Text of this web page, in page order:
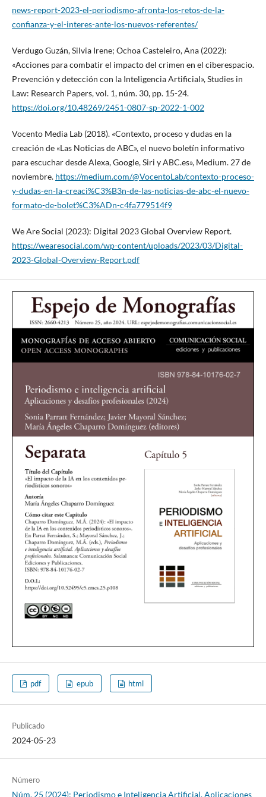
news-report-2023-el-periodismo-afronta-los-retos-de-la-
confianza-y-el-interes-ante-los-nuevos-referentes/
Verdugo Guzán, Silvia Irene; Ochoa Casteleiro, Ana (2022):
«Acciones para combatir el impacto del crimen en el ciberespacio.
Prevención y detección con la Inteligencia Artificial», Studies in
Law: Research Papers, vol. 1, núm. 30, pp. 15-24.
https://doi.org/10.48269/2451-0807-sp-2022-1-002
Vocento Media Lab (2018). «Contexto, proceso y dudas en la
creación de «Las Noticias de ABC», el nuevo boletín informativo
para escuchar desde Alexa, Google, Siri y ABC.es», Medium. 27 de
noviembre. https://medium.com/@VocentoLab/contexto-proceso-
y-dudas-en-la-creaci%C3%B3n-de-las-noticias-de-abc-el-nuevo-
formato-de-bolet%C3%ADn-c4fa779514f9
We Are Social (2023): Digital 2023 Global Overview Report.
https://wearesocial.com/wp-content/uploads/2023/03/Digital-
2023-Global-Overview-Report.pdf
pdf epub html
Publicado
2024-05-23
Número
Núm. 25 (2024): Periodismo e Inteligencia Artificial. Aplicaciones